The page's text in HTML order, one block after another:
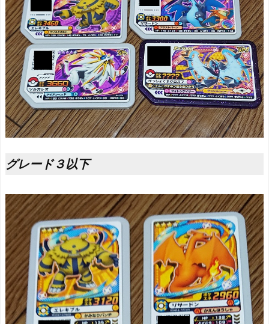
グレード３以下